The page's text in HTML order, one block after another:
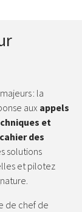
: la
aux appels
et
cahier des
solutions
et pilotez
de chef de